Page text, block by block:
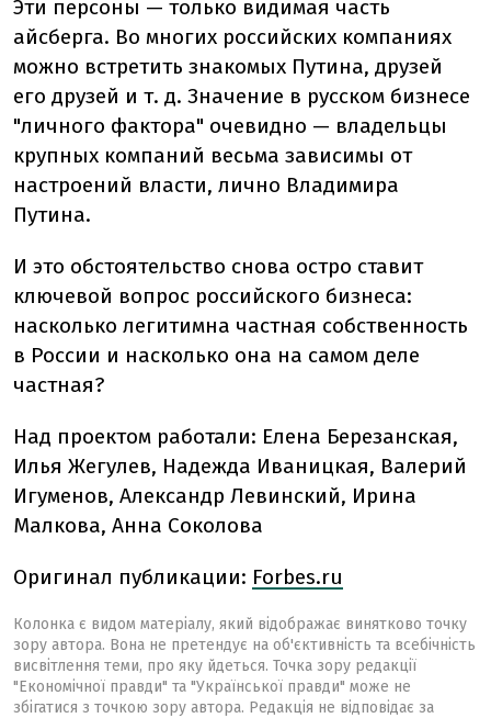
Эти персоны — только видимая часть
айсберга. Во многих российских компаниях
можно встретить знакомых Путина, друзей
его друзей и т. д. Значение в русском бизнесе
"личного фактора" очевидно — владельцы
крупных компаний весьма зависимы от
настроений власти, лично Владимира
Путина.
И это обстоятельство снова остро ставит
ключевой вопрос российского бизнеса:
насколько легитимна частная собственность
в России и насколько она на самом деле
частная?
Над проектом работали: Елена Березанская,
Илья Жегулев, Надежда Иваницкая, Валерий
Игуменов, Александр Левинский, Ирина
Малкова, Анна Соколова
Оригинал публикации: Forbes.ru
Колонка є видом матеріалу, який відображає винятково точку
зору автора. Вона не претендує на об'єктивність та всебічність
висвітлення теми, про яку йдеться. Точка зору редакції
"Економічної правди" та "Української правди" може не
збігатися з точкою зору автора. Редакція не відповідає за